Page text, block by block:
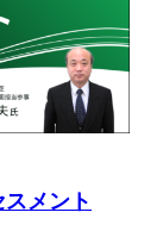
メント